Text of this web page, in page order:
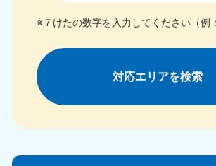
※７けたの数字を入力してください（例
対応エリアを検索